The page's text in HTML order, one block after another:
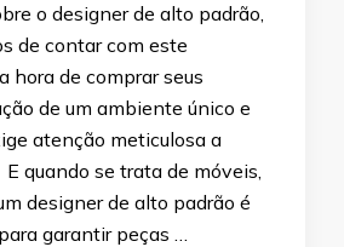
o designer de alto padrão,
de contar com este
hora de comprar seus
de um ambiente único e
atenção meticulosa a
quando se trata de móveis,
designer de alto padrão é
garantir peças …